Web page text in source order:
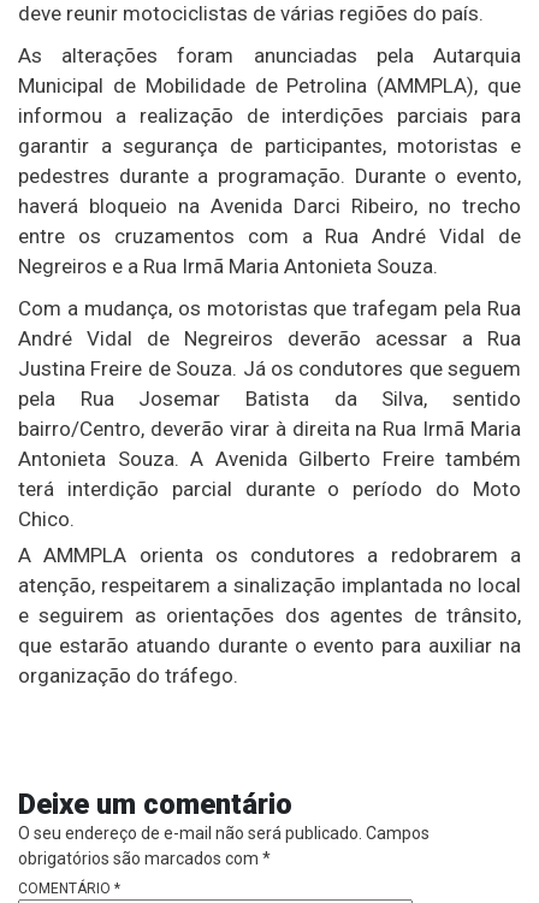
deve reunir motociclistas de várias regiões do país.
As alterações foram anunciadas pela Autarquia
Municipal de Mobilidade de Petrolina (AMMPLA), que
informou a realização de interdições parciais para
garantir a segurança de participantes, motoristas e
pedestres durante a programação. Durante o evento,
haverá bloqueio na Avenida Darci Ribeiro, no trecho
entre os cruzamentos com a Rua André Vidal de
Negreiros e a Rua Irmã Maria Antonieta Souza.
Com a mudança, os motoristas que trafegam pela Rua
André Vidal de Negreiros deverão acessar a Rua
Justina Freire de Souza. Já os condutores que seguem
pela Rua Josemar Batista da Silva, sentido
bairro/Centro, deverão virar à direita na Rua Irmã Maria
Antonieta Souza. A Avenida Gilberto Freire também
terá interdição parcial durante o período do Moto
Chico.
A AMMPLA orienta os condutores a redobrarem a
atenção, respeitarem a sinalização implantada no local
e seguirem as orientações dos agentes de trânsito,
que estarão atuando durante o evento para auxiliar na
organização do tráfego.
Deixe um comentário
O seu endereço de e-mail não será publicado. Campos
obrigatórios são marcados com *
COMENTÁRIO *